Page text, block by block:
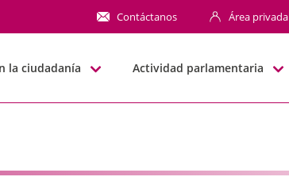
Contáctanos Área privada
la ciudadanía Actividad parlamentaria